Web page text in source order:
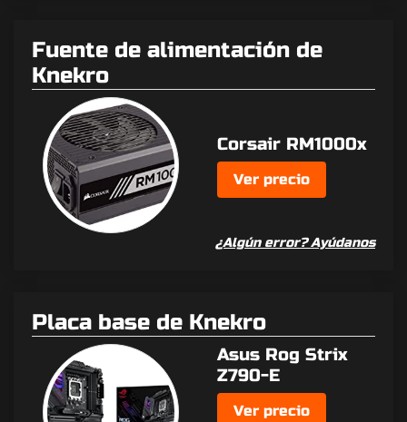
Fuente de alimentación de
Knekro
Corsair RM1000x
Ver precio
¿Algún error? Ayúdanos
Placa base de Knekro
Asus Rog Strix
Z790-E
Ver precio